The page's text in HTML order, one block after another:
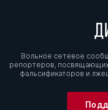
Вольное сетевое
репортеров,
фальсификаторов и